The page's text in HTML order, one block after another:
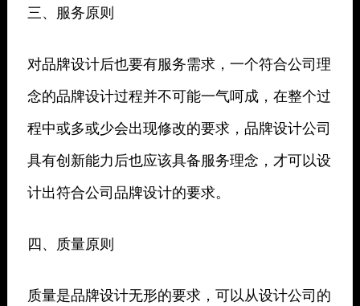
三、服务原则
对品牌设计后也要有服务需求，一个符合公司理
念的品牌设计过程并不可能一气呵成，在整个过
程中或多或少会出现修改的要求，品牌设计公司
具有创新能力后也应该具备服务理念，才可以设
计出符合公司品牌设计的要求。
四、质量原则
质量是品牌设计无形的要求，可以从设计公司的